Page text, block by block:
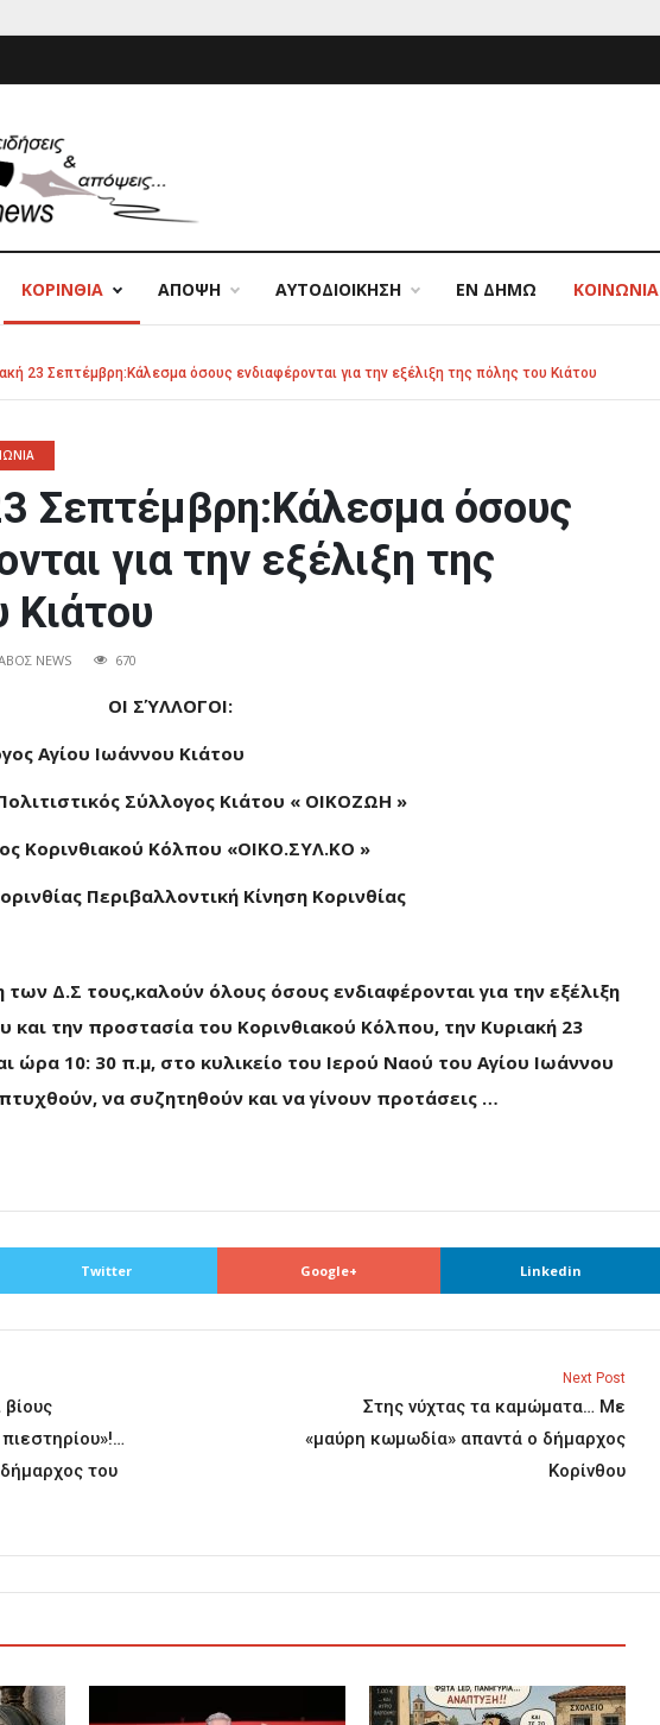
ΚΟΡΙΝΘΙΑ ΑΠΟΨΗ ΑΥΤΟΔΙΟΙΚΗΣΗ ΕΝ ΔΗΜΩ ΚΟΙΝΩΝΙΑ
23 Σεπτέμβρη:Κάλεσμα όσους ενδιαφέρονται για την εξέλιξη της πόλης του Κιάτου
Σεπτέμβρη:Κάλεσμα όσους
για την εξέλιξη της
Κιάτου
NEWS 670
Αγίου Ιωάννου Κιάτου
Σύλλογος Κιάτου « ΟΙΚΟΖΩΗ »
Κορινθιακού Κόλπου «ΟΙΚΟ.ΣΥΛ.ΚΟ »
Περιβαλλοντική Κίνηση Κορινθίας
των Δ.Σ τους,καλούν όλους όσους ενδιαφέρονται για την εξέλιξη
και την προστασία του Κορινθιακού Κόλπου, την Κυριακή 23
ώρα 10: 30 π.μ, στο κυλικείο του Ιερού Ναού του Αγίου Ιωάννου
να συζητηθούν και να γίνουν προτάσεις …
Twitter Google+ Linkedin
βίους
του
Next Post
Στης νύχτας τα καμώματα… Με
«μαύρη κωμωδία» απαντά ο δήμαρχος
Κορίνθου